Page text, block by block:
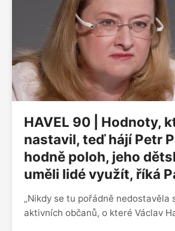
mateřské, ale nakonec je to
Mít dítě po padesátce plán nebyl.
ji možná neuvidím maturovat.
děkuju za každé nové ráno, kdy s ní
HAVEL 90 | Hodnoty,
nastavil, teď hájí Petr
hodně poloh, jeho
uměli lidé využít, říká
„Nikdy se tu pořádně nedostavěla
aktivních občanů, o které Václav